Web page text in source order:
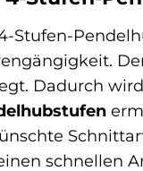
Stufen-
Dadurch
schnellen